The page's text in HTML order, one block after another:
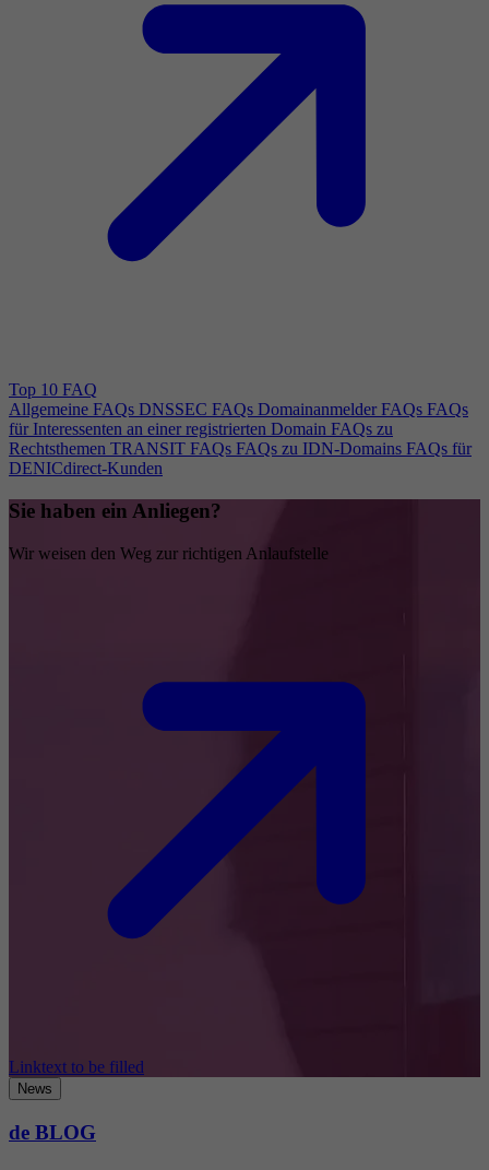
Top 10 FAQ
Allgemeine FAQs DNSSEC FAQs Domainanmelder FAQs FAQs
für Interessenten an einer registrierten Domain FAQs zu
Rechtsthemen TRANSIT FAQs FAQs zu IDN-Domains FAQs für
DENICdirect-Kunden
Sie haben ein Anliegen?
Wir weisen den Weg zur richtigen Anlaufstelle
Linktext to be filled
News
de BLOG